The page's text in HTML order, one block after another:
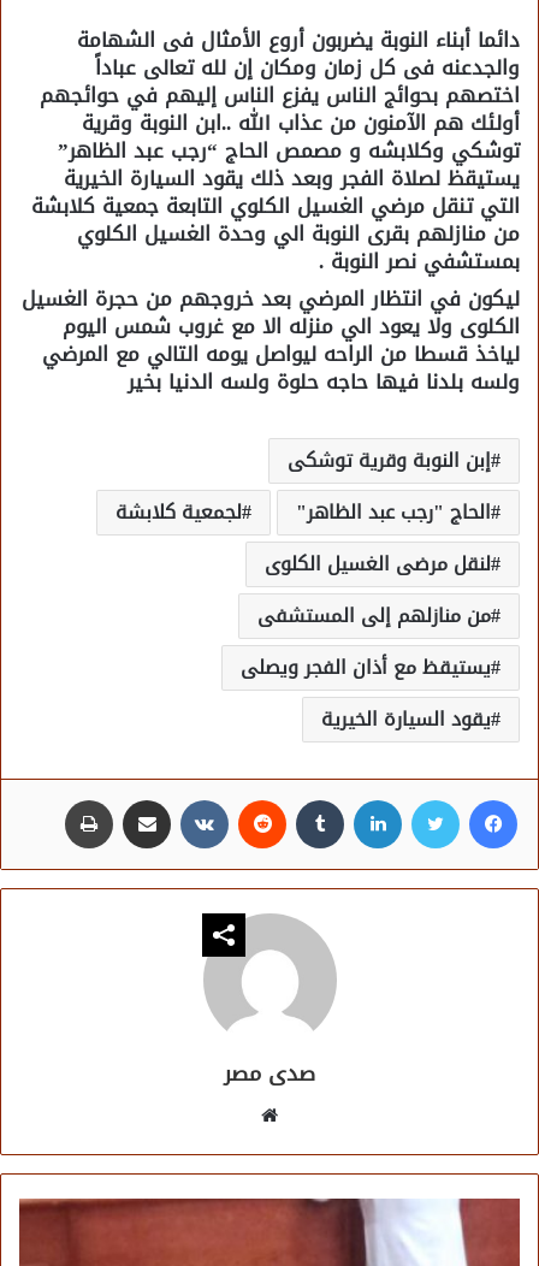
دائما أبناء النوبة يضربون أروع الأمثال فى الشهامة
والجدعنه فى كل زمان ومكان إن لله تعالى عباداً
اختصهم بحوائج الناس يفزع الناس إليهم في حوائجهم
أولئك هم الآمنون من عذاب الله ..ابن النوبة وقرية
توشكي وكلابشه و مصمص الحاج “رجب عبد الظاهر”
يستيقظ لصلاة الفجر وبعد ذلك يقود السيارة الخيرية
التي تنقل مرضي الغسيل الكلوي التابعة جمعية كلابشة
من منازلهم بقرى النوبة الي وحدة الغسيل الكلوي
بمستشفي نصر النوبة .
ليكون في انتظار المرضي بعد خروجهم من حجرة الغسيل
الكلوى ولا يعود الي منزله الا مع غروب شمس اليوم
لياخذ قسطا من الراحه ليواصل يومه التالي مع المرضي
ولسه بلدنا فيها حاجه حلوة ولسه الدنيا بخير
إبن النوبة وقرية توشكى
الحاج "رجب عبد الظاهر"
لجمعية كلابشة
لنقل مرضى الغسيل الكلوى
من منازلهم إلى المستشفى
يستيقظ مع أذان الفجر ويصلى
يقود السيارة الخيرية
فيسبوك تويتر لينكدإن مشاركة عبر البريد
صدى مصر